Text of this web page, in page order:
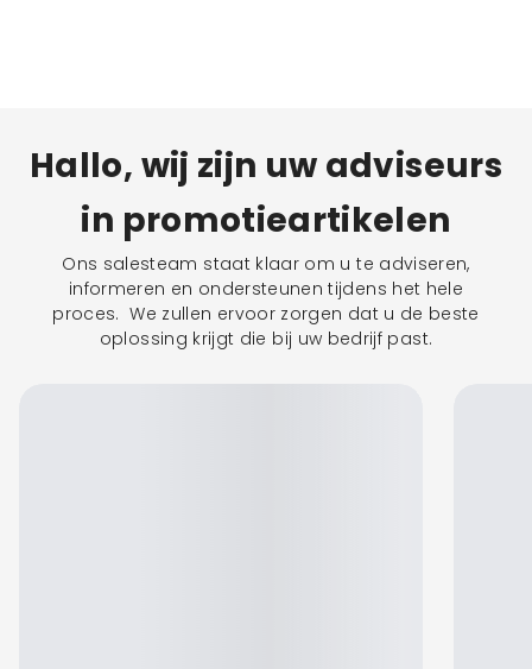
Hallo, wij zijn uw adviseurs
in promotieartikelen
Ons salesteam staat klaar om u te adviseren,
informeren en ondersteunen tijdens het hele
proces. We zullen ervoor zorgen dat u de beste
oplossing krijgt die bij uw bedrijf past.